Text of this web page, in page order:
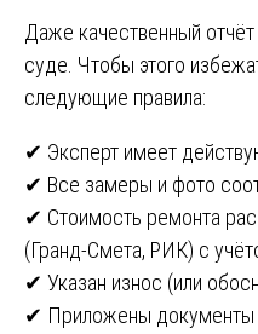
Даже качественный
суде. Чтобы этого
следующие правила:
✔ Эксперт имеет
✔ Все замеры и фото
✔ Стоимость ремонта
(Гранд-Смета, РИК) с
✔ Указан износ (или
✔ Приложены документы